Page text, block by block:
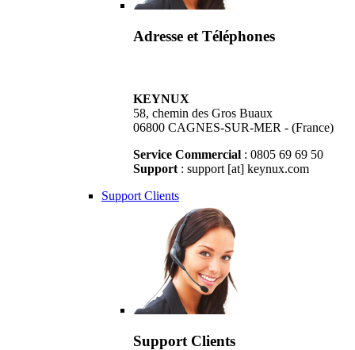
Adresse et Téléphones
KEYNUX
58, chemin des Gros Buaux
06800 CAGNES-SUR-MER - (France)
Service Commercial : 0805 69 69 50
Support : support [at] keynux.com
Support Clients
Support Clients